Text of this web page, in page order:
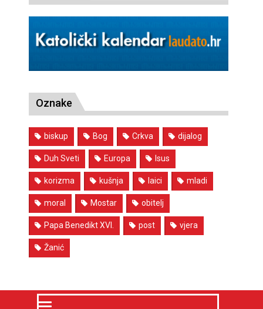
Oznake
biskup Bog Crkva dijalog
Duh Sveti Europa Isus
korizma kušnja laici mladi
moral Mostar obitelj
Papa Benedikt XVI. post vjera
Žanić